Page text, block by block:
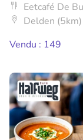
Eetcafé De
Delden (5km)
Vendu : 149